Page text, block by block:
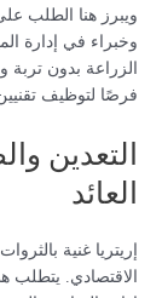
ويبرز هنا الطلب
وخبراء في إدارة
الزراعة بدون تربة
فرصًا لتوظيف
التعدين
العائد
إريتريا غنية
الاقتصادي. يتطلب